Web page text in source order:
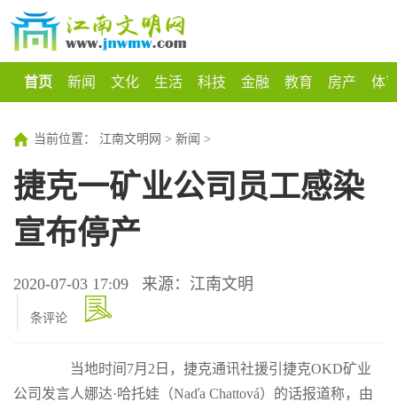
首页 新闻 文化 生活 科技 金融 教育 房产 体
当前位置： 江南文明网 > 新闻 >
捷克一矿业公司员工感染
宣布停产
2020-07-03 17:09 来源：江南文明
条评论
当地时间7月2日，捷克通讯社援引捷克OKD矿业
公司发言人娜达·哈托娃（Naďa Chattová）的话报道称，由